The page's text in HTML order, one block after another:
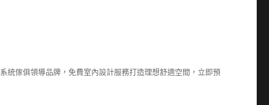
系統傢俱領導品牌，免費室內設計服務打造理想舒適空間，立即預